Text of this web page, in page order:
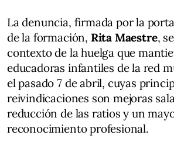
La denuncia, firmada por la
de la formación, Rita Maestre,
contexto de la huelga que
educadoras infantiles de la red
el pasado 7 de abril, cuyas
reivindicaciones son mejoras
reducción de las ratios y un
reconocimiento profesional.